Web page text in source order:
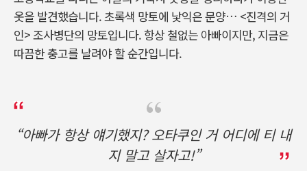
옷을 발견했습니다. 초록색 망토에 낯익은 문양… <진격의 거
인> 조사병단의 망토입니다. 항상 철없는 아빠이지만, 지금은
따끔한 충고를 날려야 할 순간입니다.
“아빠가 항상 얘기했지? 오타쿠인 거 어디에 티 내
지 말고 살자고!”